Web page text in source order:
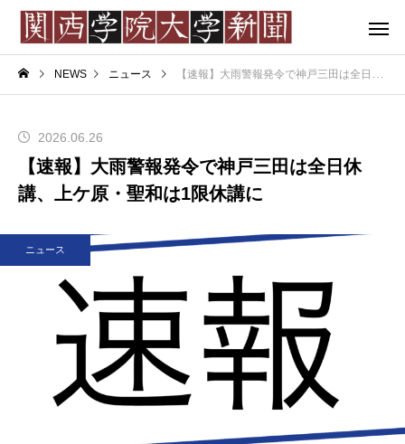
NEWS ニュース 【速報】大雨警報発令で神戸三田は全日休講、上ケ原・聖和は1限休講に
2026.06.26
【速報】大雨警報発令で神戸三田は全日休
講、上ケ原・聖和は1限休講に
ニュース